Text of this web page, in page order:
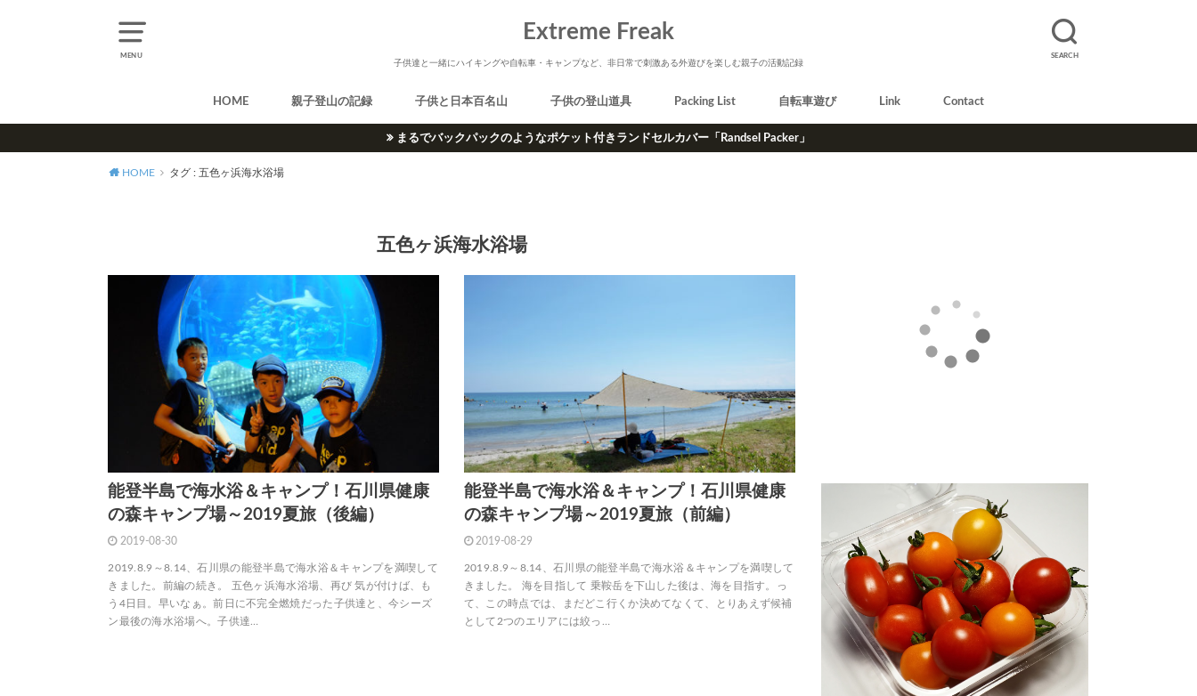
MENU SEARCH
Extreme Freak
子供達と一緒にハイキングや自転車・キャンプなど、非日常で刺激ある外遊びを楽しむ親子の活動記録
HOME 親子登山の記録 子供と日本百名山 子供の登山道具 Packing List 自転車遊び Link Contact
まるでバックパックのようなポケット付きランドセルカバー「Randsel Packer」
HOME タグ : 五色ヶ浜海水浴場
五色ヶ浜海水浴場
能登半島で海水浴＆キャンプ！石川県健康
の森キャンプ場～2019夏旅（後編）
2019-08-30
2019.8.9～8.14、石川県の能登半島で海水浴＆キャンプを満喫して
きました。前編の続き。 五色ヶ浜海水浴場、再び 気が付けば、も
う4日目。早いなぁ。前日に不完全燃焼だった子供達と、今シーズ
ン最後の海水浴場へ。子供達…
能登半島で海水浴＆キャンプ！石川県健康
の森キャンプ場～2019夏旅（前編）
2019-08-29
2019.8.9～8.14、石川県の能登半島で海水浴＆キャンプを満喫して
きました。 海を目指して 乗鞍岳を下山した後は、海を目指す。っ
て、この時点では、まだどこ行くか決めてなくて、とりあえず候補
として2つのエリアには絞っ…